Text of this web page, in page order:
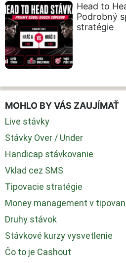
Head to
Podrobný
stratégie
MOHLO BY VÁS ZAUJÍMAŤ
Live stávky
Stávky Over / Under
Handicap stávkovanie
Vklad cez SMS
Tipovacie stratégie
Money management v
Druhy stávok
Stávkové kurzy vysvetlenie
Čo to je Cashout